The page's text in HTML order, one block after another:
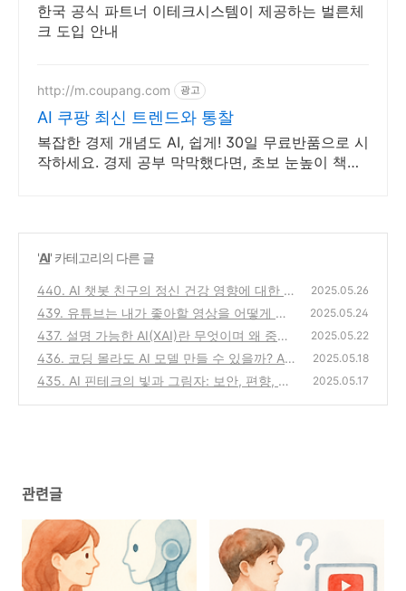
한국 공식 파트너 이테크시스템이 제공하는 벌른체
크 도입 안내
http://m.coupang.com 광고
AI 쿠팡 최신 트렌드와 통찰
복잡한 경제 개념도 AI, 쉽게! 30일 무료반품으로 시
작하세요. 경제 공부 막막했다면, 초보 눈높이 책으
'AI' 카테고리의 다른 글
440. AI 챗봇 친구의 정신 건강 영향에 대한 논
란
(0)
2025.05.26
439. 유튜브는 내가 좋아할 영상을 어떻게 알
까? - AI 추천 시스템의 비밀
(0)
2025.05.24
437. 설명 가능한 AI(XAI)란 무엇이며 왜 중요
한가?
(0)
2025.05.22
436. 코딩 몰라도 AI 모델 만들 수 있을까? Aut
oML로 시작하기
(0)
2025.05.18
435. AI 핀테크의 빛과 그림자: 보안, 편향, 그
2025.05.17
관련글